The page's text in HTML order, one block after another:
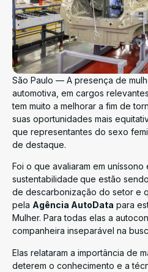
São Paulo — A presença de
automotiva, em cargos
tem muito a melhorar a fim de
suas oportunidades mais
que representantes do sexo
de destaque.
Foi o que avaliaram em
sustentabilidade que estão
de descarbonização do setor e
pela Agência AutoData para
Mulher. Para todas elas a
companheira inseparável na
Elas relataram a importância de
deterem o conhecimento e a